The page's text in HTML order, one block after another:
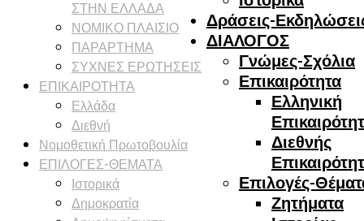
Δράσεις-
ΔΙΑΛΟΓΟΣ
Γνώμες-Σχόλια
Επικαιρότητα
Ελληνική
Διεθνής
Επιλογές-
Ζητήματα
ΣΤΗΝ ΕΛΛΑΔΑ
ΝΟΜΙΚΟ ΠΛΑΙΣΙΟ
ΠΑΡΑΡΤΗΜΑ
ΣΥΧΝΕΣ ΕΡΩΤΗΣΕΙΣ
ΕΠΙΚΑΙΡΟΤΗΤΑ
Ελλάδα
Διεθνή
Νομοθετική Πρωτοβουλία
ΕΠΙΛΟΓΕΣ-ΘΕΜΑΤΑ
Ιστορικά
Δημοκρατία